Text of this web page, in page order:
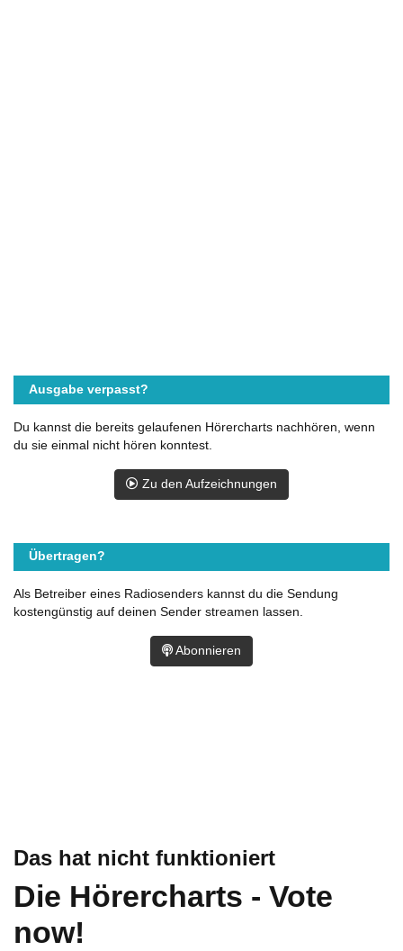
Das hat nicht funktioniert
Die Hörercharts - Vote
now!
Ausgabe verpasst?
Du kannst die bereits gelaufenen Hörercharts nachhören, wenn
du sie einmal nicht hören konntest.
Zu den Aufzeichnungen
Übertragen?
Als Betreiber eines Radiosenders kannst du die Sendung
kostengünstig auf deinen Sender streamen lassen.
Abonnieren